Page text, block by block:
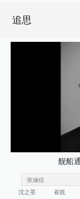
追思
舰船
沈之荃 崔崑